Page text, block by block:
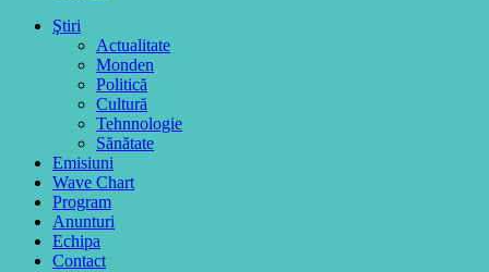
Ştiri
Actualitate
Monden
Politică
Cultură
Tehnnologie
Sănătate
Emisiuni
Wave Chart
Program
Anunturi
Echipa
Contact